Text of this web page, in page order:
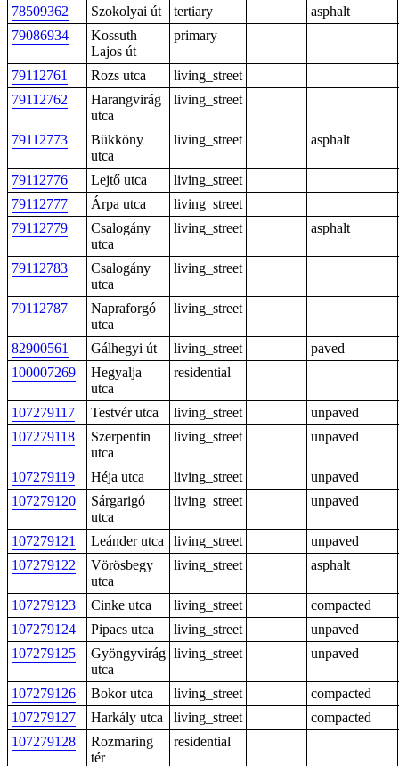
78509362
Szokolyai út tertiary
asphalt
79086934
Kossuth
Lajos út
primary
79112761 Rozs utca
living_street
79112762
Harangvirág
utca
living_street
79112773
Bükköny
utca
living_street asphalt
79112776 Lejtő utca
living_street
79112777
Árpa utca
living_street
79112779
Csalogány
utca
living_street asphalt
79112783
Csalogány
utca
living_street
79112787
Napraforgó
utca
living_street
82900561 Gálhegyi út living_street
paved
100007269
Hegyalja
utca
residential
107279117 Testvér utca living_street
unpaved
107279118
Szerpentin
utca
living_street unpaved
107279119 Héja utca living_street
unpaved
107279120
Sárgarigó
utca
living_street unpaved
107279121 Leánder utca living_street
unpaved
107279122
Vörösbegy
utca
living_street asphalt
107279123 Cinke utca living_street
compacted
107279124
Pipacs utca living_street
unpaved
107279125
Gyöngyvirág
utca
living_street unpaved
107279126 Bokor utca living_street
compacted
107279127
Harkály utca living_street
compacted
107279128
Rozmaring
tér
residential